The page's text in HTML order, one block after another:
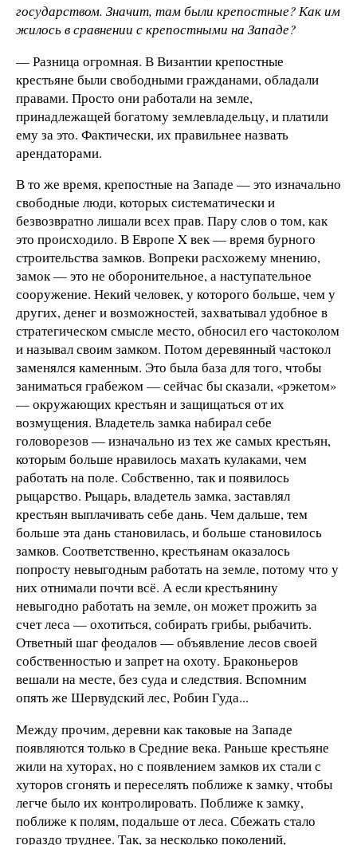
государством. Значит, там были крепостные? Как им
жилось в сравнении с крепостными на Западе?
— Разница огромная. В Византии крепостные
крестьяне были свободными гражданами, обладали
правами. Просто они работали на земле,
принадлежащей богатому землевладельцу, и платили
ему за это. Фактически, их правильнее назвать
арендаторами.
В то же время, крепостные на Западе — это изначально
свободные люди, которых систематически и
безвозвратно лишали всех прав. Пару слов о том, как
это происходило. В Европе X век — время бурного
строительства замков. Вопреки расхожему мнению,
замок — это не оборонительное, а наступательное
сооружение. Некий человек, у которого больше, чем у
других, денег и возможностей, захватывал удобное в
стратегическом смысле место, обносил его частоколом
и называл своим замком. Потом деревянный частокол
заменялся каменным. Это была база для того, чтобы
заниматься грабежом — сейчас бы сказали, «рэкетом»
— окружающих крестьян и защищаться от их
возмущения. Владетель замка набирал себе
головорезов — изначально из тех же самых крестьян,
которым больше нравилось махать кулаками, чем
работать на поле. Собственно, так и появилось
рыцарство. Рыцарь, владетель замка, заставлял
крестьян выплачивать себе дань. Чем дальше, тем
больше эта дань становилась, и больше становилось
замков. Соответственно, крестьянам оказалось
попросту невыгодным работать на земле, потому что у
них отнимали почти всё. А если крестьянину
невыгодно работать на земле, он может прожить за
счет леса — охотиться, собирать грибы, рыбачить.
Ответный шаг феодалов — объявление лесов своей
собственностью и запрет на охоту. Браконьеров
вешали на месте, без суда и следствия. Вспомним
опять же Шервудский лес, Робин Гуда...
Между прочим, деревни как таковые на Западе
появляются только в Средние века. Раньше крестьяне
жили на хуторах, но с появлением замков их стали с
хуторов сгонять и переселять поближе к замку, чтобы
легче было их контролировать. Поближе к замку,
поближе к полям, подальше от леса. Сбежать стало
гораздо труднее. Так, за несколько поколений,